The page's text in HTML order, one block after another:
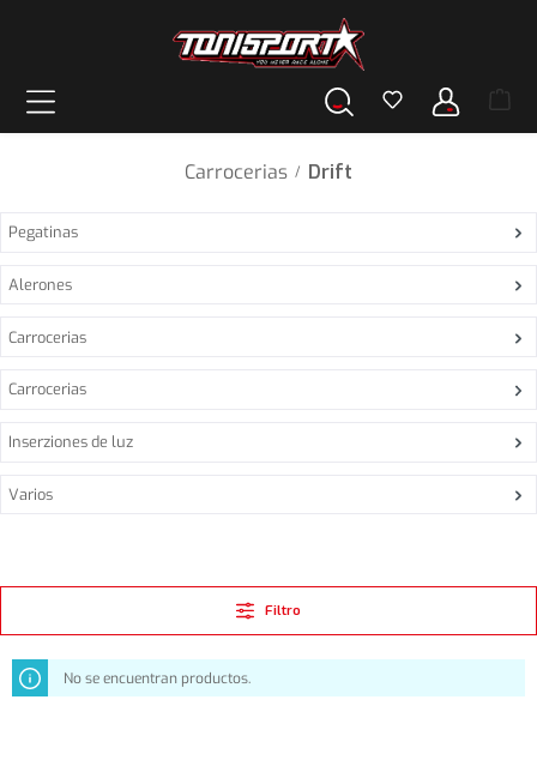
Carrocerias / Drift
Pegatinas
Alerones
Carrocerias
Carrocerias
Inserziones de luz
Varios
Filtro
No se encuentran productos.